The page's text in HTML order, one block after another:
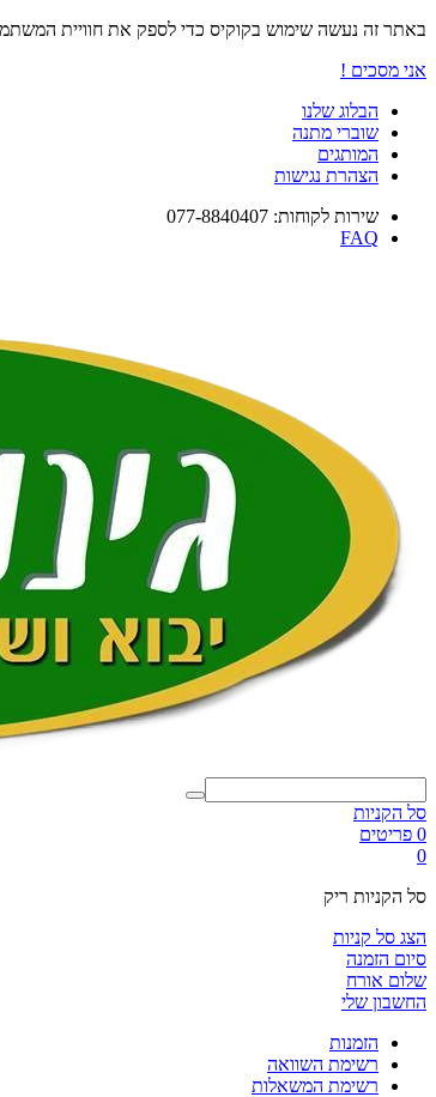
באתר זה נעשה שימוש בקוקיס כדי לספק את חוויית
אני מסכים !
הבלוג שלנו
שוברי מתנה
המותגים
הצהרת נגישות
שירות לקוחות: 077-8840407
FAQ
סל הקניות
0 פריטים
0
סל הקניות ריק
הצג סל קניות
סיום הזמנה
שלום אורח
החשבון שלי
הזמנות
רשימת השוואה
רשימת המשאלות